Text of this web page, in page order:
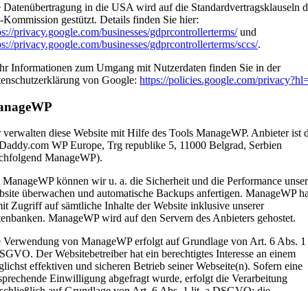
Datenübertragung in die USA wird auf die Standardvertragsklauseln
gestützt. Details finden Sie hier:
privacy.google.com/businesses/gdprcontrollerterms/und
privacy.google.com/businesses/gdprcontrollerterms/sccs/.
Informationen zum Umgang mit Nutzerdaten finden Sie in der
von Google: https://policies.google.com/
verwalten diese Website mit Hilfe des Tools ManageWP. Anbieter ist
WP Europe, Trg republike 5, 11000 Belgrad, Serbien
ManageWP).
können wir u. a. die Sicherheit und die Performance
überwachen und automatische Backups anfertigen. ManageWP
Zugriff auf sämtliche Inhalte der Website inklusive unserer
ManageWP wird auf den Servern des Anbieters gehostet.
Verwendung von ManageWP erfolgt auf Grundlage von Art. 6 Abs.
Der Websitebetreiber hat ein berechtigtes Interesse an einem
effektiven und sicheren Betrieb seiner Webseite(n). Sofern eine
Einwilligung abgefragt wurde, erfolgt die Verarbeitung